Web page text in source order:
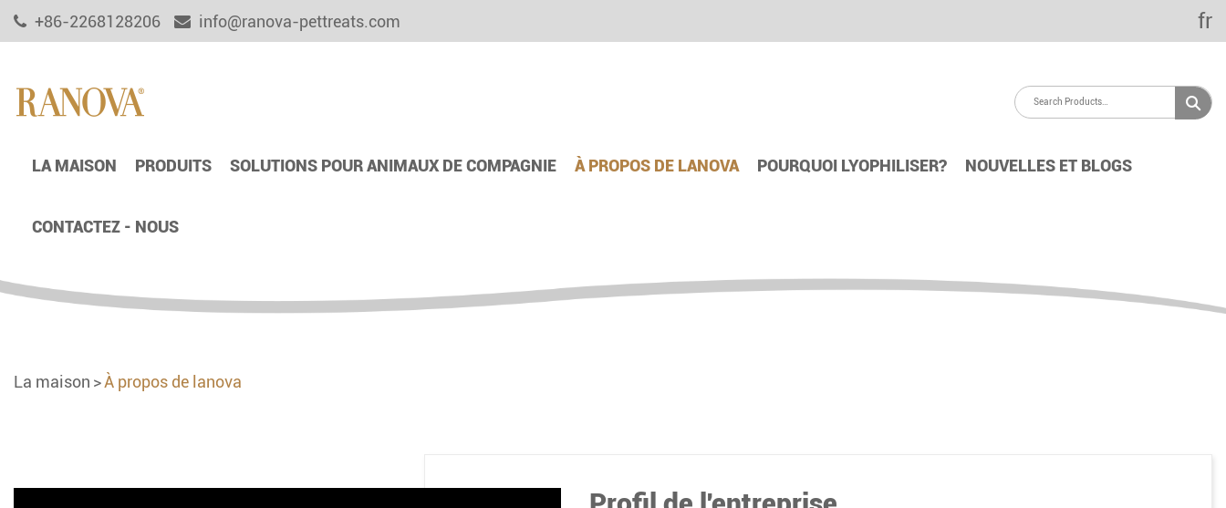
+86-2268128206 info@ranova-pettreats.com fr
LA MAISON PRODUITS SOLUTIONS POUR ANIMAUX DE COMPAGNIE À PROPOS DE LANOVA POURQUOI LYOPHILISER? NOUVELLES ET BLOGS
CONTACTEZ - NOUS
La maison À propos de lanova